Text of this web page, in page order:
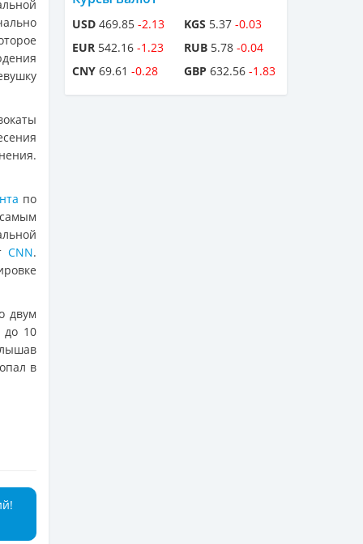
по
CNN.
двум
до 10
в
USD 469.85 -2.13
EUR 542.16 -1.23
CNY 69.61 -0.28
KGS 5.37 -0.03
RUB 5.78 -0.04
GBP 632.56 -1.83